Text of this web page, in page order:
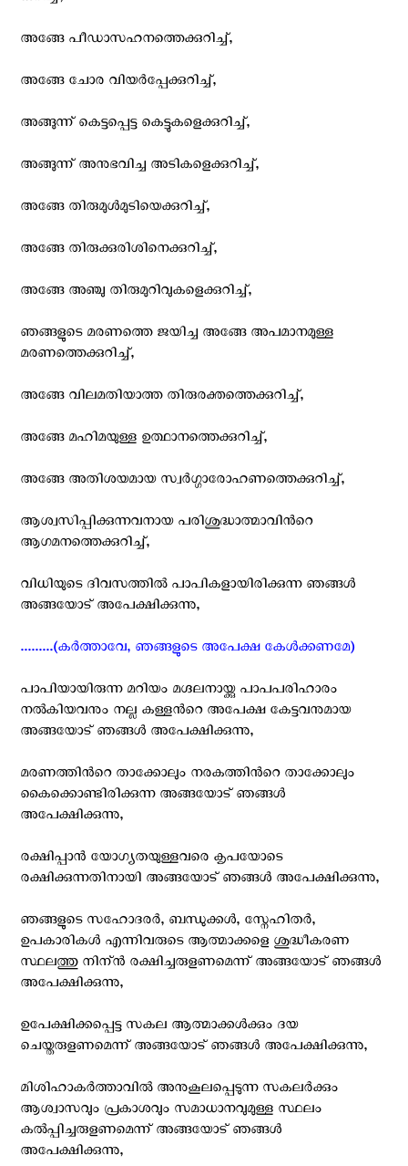
അങ്ങേ പീഡാസഹനത്തെക്കുറിച്ച്,
അങ്ങേ ചോര വിയര്‍പ്പേക്കുറിച്ച്,
അങ്ങുന്ന് കെട്ടപ്പെട്ട കെട്ടുകളെക്കുറിച്ച്,
അങ്ങുന്ന് അനുഭവിച്ച അടികളെക്കുറിച്ച്,
അങ്ങേ തിരുമുള്‍‍മുടിയെക്കുറിച്ച്,
അങ്ങേ തിരുക്കുരിശിനെക്കുറിച്ച്,
അങ്ങേ അഞ്ചു തിരുമുറിവുകളെക്കുറിച്ച്,
ഞങ്ങളുടെ മരണത്തെ ജയിച്ച അങ്ങേ അപമാനമുള്ള
മരണത്തെക്കുറിച്ച്,
അങ്ങേ വിലമതിയാത്ത തിരുരക്തത്തെക്കുറിച്ച്,
അങ്ങേ മഹിമയുള്ള ഉത്ഥാനത്തെക്കുറിച്ച്,
അങ്ങേ അതിശയമായ സ്വര്‍ഗ്ഗാരോഹണത്തെക്കുറിച്ച്,
ആശ്വസിപ്പിക്കുന്നവനായ പരിശുദ്ധാത്മാവിന്‍റെ
ആഗമനത്തെക്കുറിച്ച്,
വിധിയുടെ ദിവസത്തില്‍ പാപികളായിരിക്കുന്ന ഞങ്ങള്‍
അങ്ങയോട് അപേക്ഷിക്കുന്നു,
.........(കര്‍ത്താവേ, ഞങ്ങളുടെ അപേക്ഷ കേള്‍ക്കണമേ)
പാപിയായിരുന്ന മറിയം മഗ്ദലനായ്ക്കു പാപപരിഹാരം
നല്‍കിയവനും നല്ല കള്ളന്‍റെ അപേക്ഷ കേട്ടവനുമായ
അങ്ങയോട് ഞങ്ങള്‍ അപേക്ഷിക്കുന്നു,
മരണത്തിന്‍റെ താക്കോലും നരകത്തിന്‍റെ താക്കോലും
കൈക്കൊണ്ടിരിക്കുന്ന അങ്ങയോട് ഞങ്ങള്‍
അപേക്ഷിക്കുന്നു,
രക്ഷിപ്പാന്‍ യോഗ്യതയുള്ളവരെ കൃപയോടെ
രക്ഷിക്കുന്നതിനായി അങ്ങയോട് ഞങ്ങള്‍ അപേക്ഷിക്കുന്നു,
ഞങ്ങളുടെ സഹോദരര്‍, ബന്ധുക്കള്‍, സ്നേഹിതര്‍,
ഉപകാരികള്‍ എന്നിവരുടെ ആത്മാക്കളെ ശുദ്ധീകരണ
സ്ഥലത്തു നിന്ന്‍ രക്ഷിച്ചരുളണമെന്ന് അങ്ങയോട് ഞങ്ങള്‍
അപേക്ഷിക്കുന്നു,
ഉപേക്ഷിക്കപ്പെട്ട സകല‍ ആത്മാക്കള്‍ക്കും ദയ
ചെയ്തരുളണമെന്ന് അങ്ങയോട് ഞങ്ങള്‍ അപേക്ഷിക്കുന്നു,
മിശിഹാകര്‍ത്താവില്‍ അനുകൂലപ്പെടുന്ന സകലര്‍ക്കും
ആശ്വാസവും പ്രകാശവും സമാധാനവുമുള്ള സ്ഥലം
കല്‍പ്പിച്ചരുളണമെന്ന് അങ്ങയോട് ഞങ്ങള്‍
അപേക്ഷിക്കുന്നു,